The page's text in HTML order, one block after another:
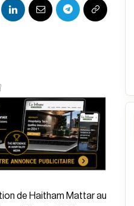
de Haitham Mattar au